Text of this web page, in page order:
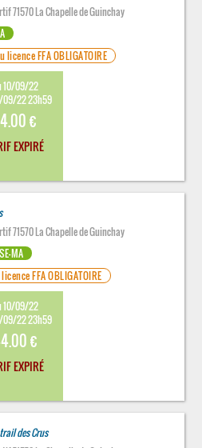
71570 La Chapelle de Guinchay
licence FFA OBLIGATOIRE
10/09/22
09/22 23h59
€
EXPIRÉ
71570 La Chapelle de Guinchay
MA
FFA OBLIGATOIRE
10/09/22
09/22 23h59
€
EXPIRÉ
des Crus